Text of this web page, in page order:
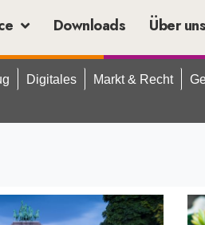
Downloads Über uns
Digitales Markt & Recht